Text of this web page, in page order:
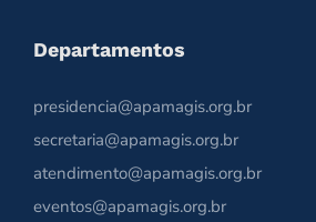
Departamentos
presidencia@apamagis.org.br
secretaria@apamagis.org.br
atendimento@apamagis.org.br
eventos@apamagis.org.br